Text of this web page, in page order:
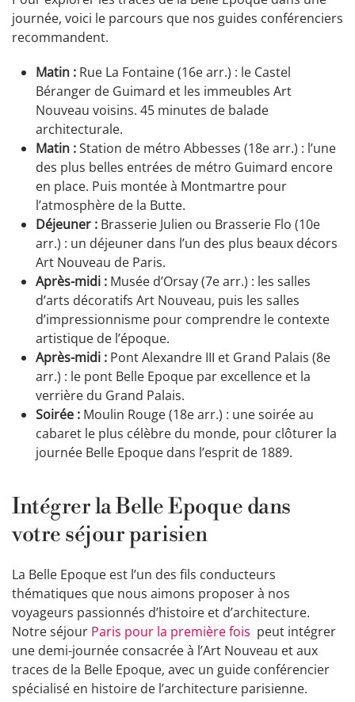
journée, voici le parcours que nos guides conférenciers
recommandent.
Matin : Rue La Fontaine (16e arr.) : le Castel
Béranger de Guimard et les immeubles Art
Nouveau voisins. 45 minutes de balade
architecturale.
Matin :Station de métro Abbesses (18e arr.) : l’une
des plus belles entrées de métro Guimard encore
en place. Puis montée à Montmartre pour
l’atmosphère de la Butte.
Déjeuner : Brasserie Julien ou Brasserie Flo (10e
arr.) : un déjeuner dans l’un des plus beaux décors
Art Nouveau de Paris.
Après-midi : Musée d’Orsay (7e arr.) : les salles
d’arts décoratifs Art Nouveau, puis les salles
d’impressionnisme pour comprendre le contexte
artistique de l’époque.
Après-midi : Pont Alexandre III et Grand Palais (8e
arr.) : le pont Belle Epoque par excellence et la
verrière du Grand Palais.
Soirée : Moulin Rouge (18e arr.) : une soirée au
cabaret le plus célèbre du monde, pour clôturer la
journée Belle Epoque dans l’esprit de 1889.
Intégrer la Belle Epoque dans
votre séjour parisien
La Belle Epoque est l’un des fils conducteurs
thématiques que nous aimons proposer à nos
voyageurs passionnés d’histoire et d’architecture.
Notre séjour Paris pour la première fois peut intégrer
une demi-journée consacrée à l’Art Nouveau et aux
traces de la Belle Epoque, avec un guide conférencier
spécialisé en histoire de l’architecture parisienne.